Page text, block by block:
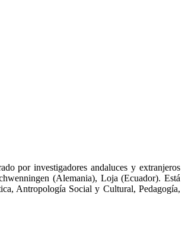
por investigadores andaluces y extranjeros
(Alemania), Loja (Ecuador). Está
Antropología Social y Cultural, Pedagogía,